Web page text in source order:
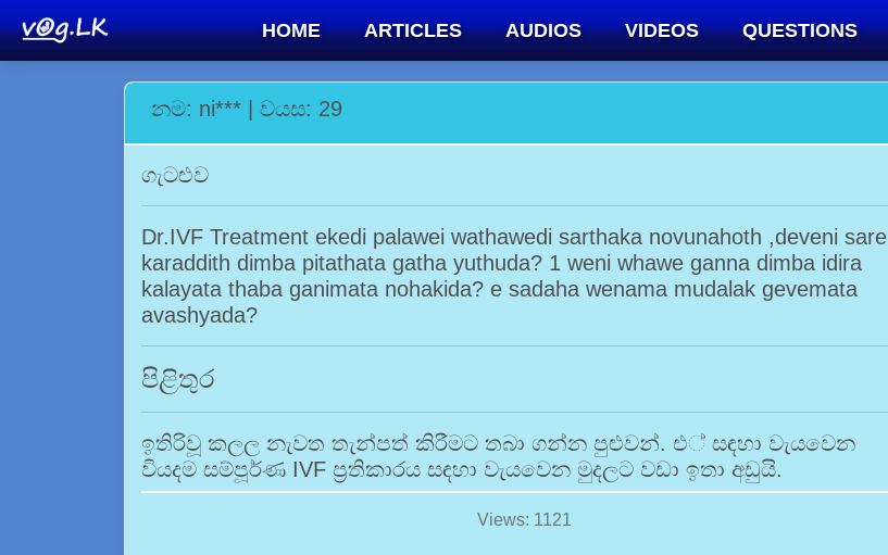
HOME ARTICLES AUDIOS VIDEOS QUESTIONS
නම: ni*** | වයස: 29
ගැටළුව
Dr.IVF Treatment ekedi palawei wathawedi sarthaka novunahoth ,deveni sare
karaddith dimba pitathata gatha yuthuda? 1 weni whawe ganna dimba idira
kalayata thaba ganimata nohakida? e sadaha wenama mudalak gevemata
avashyada?
පිළිතුර
ඉතිරිවූ කලල නැවත තැන්පත් කිරීමට තබා ගන්න පුළුවන්. එ් සඳහා වැයවෙන
වියදම සම්පූර්ණ IVF ප්‍රතිකාරය සඳහා වැයවෙන මුදලට වඩා ඉතා අඩුයි.
Views: 1121